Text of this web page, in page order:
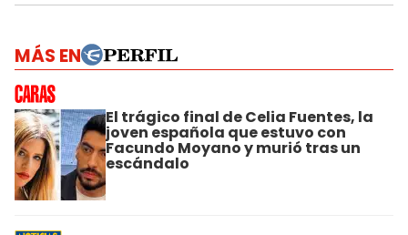
MÁS EN
El trágico final de Celia Fuentes, la
joven española que estuvo con
Facundo Moyano y murió tras un
escándalo